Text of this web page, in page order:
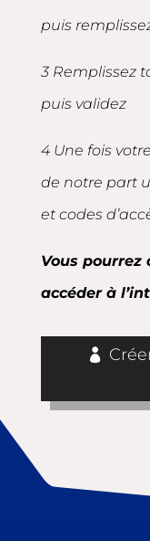
puis
3 Remplissez
puis validez
4 Une fois
de notre part
et codes
Vous
accéder à